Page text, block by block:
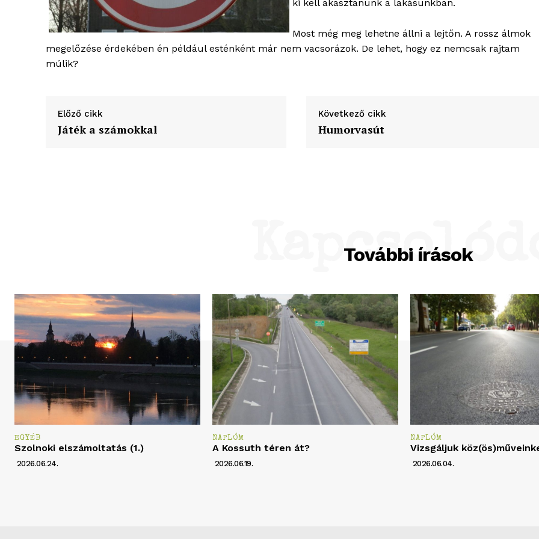
ki kell akasztanunk a lakásunkban.
Most még meg lehetne állni a lejtőn. A rossz álmok
megelőzése érdekében én például esténként már nem vacsorázok. De lehet, hogy ez nemcsak rajtam
múlik?
Előző cikk
Játék a számokkal
Következő cikk
Humorvasút
További írások
EGYÉB
Szolnoki elszámoltatás (1.)
2026.06.24.
NAPLÓM
A Kossuth téren át?
2026.06.19.
NAPLÓM
Vizsgáljuk
2026.06.04.